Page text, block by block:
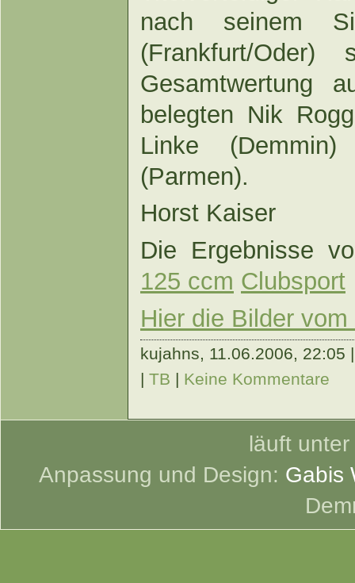
nach seinem
(Frankfurt/
Gesamtwertung
belegten Nik
Linke
(Parmen).
Horst Kaiser
Die Ergebnisse
125 ccm Clubsport
Hier die Bilder vom
kujahns, 11.06.2006, 22:05
| TB | Keine Kommentare
läuft unter
Anpassung und Design: Gabis